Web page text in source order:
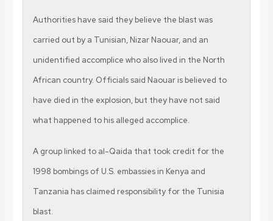
Authorities have said they believe the blast was
carried out by a Tunisian, Nizar Naouar, and an
unidentified accomplice who also lived in the North
African country. Officials said Naouar is believed to
have died in the explosion, but they have not said
what happened to his alleged accomplice.
A group linked to al-Qaida that took credit for the
1998 bombings of U.S. embassies in Kenya and
Tanzania has claimed responsibility for the Tunisia
blast.